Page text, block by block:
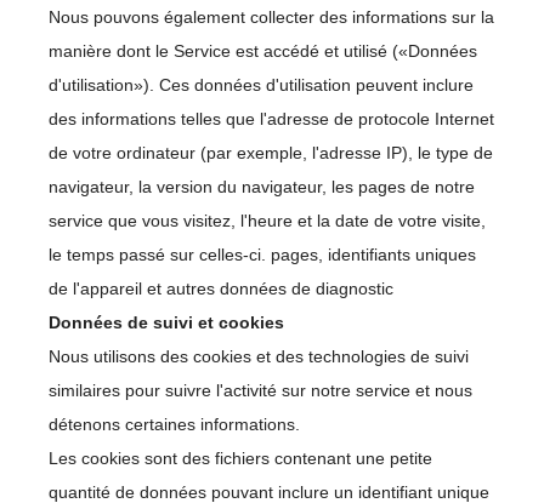
Nous pouvons également collecter des informations sur la
manière dont le Service est accédé et utilisé («Données
d'utilisation»). Ces données d'utilisation peuvent inclure
des informations telles que l'adresse de protocole Internet
de votre ordinateur (par exemple, l'adresse IP), le type de
navigateur, la version du navigateur, les pages de notre
service que vous visitez, l'heure et la date de votre visite,
le temps passé sur celles-ci. pages, identifiants uniques
de l'appareil et autres données de diagnostic
Données de suivi et cookies
Nous utilisons des cookies et des technologies de suivi
similaires pour suivre l'activité sur notre service et nous
détenons certaines informations.
Les cookies sont des fichiers contenant une petite
quantité de données pouvant inclure un identifiant unique